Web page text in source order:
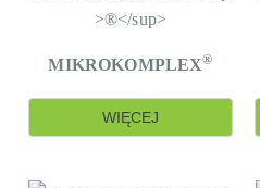
MIKROKOMPLEX®
WIĘCEJ